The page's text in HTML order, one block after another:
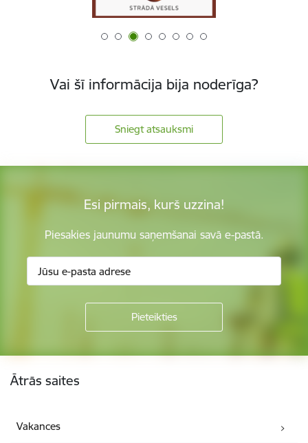
Vai šī informācija bija noderīga?
Sniegt atsauksmi
Esi pirmais, kurš uzzina!
Piesakies jaunumu saņemšanai savā e-pastā.
Ātrās saites
Vakances